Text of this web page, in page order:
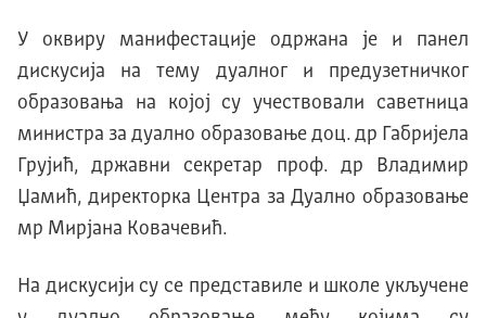
У оквиру манифестације одржана је и панел
дискусија на тему дуалног и предузетничког
образовања на којој су учествовали саветница
министра за дуално образовање доц. др Габријела
Грујић, државни секретар проф. др Владимир
Џамић, директорка Центра за Дуално образовање
мр Мирјана Ковачевић.
На дискусији су се представиле и школе укључене